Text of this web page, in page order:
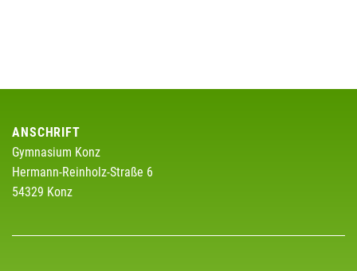
ANSCHRIFT
Gymnasium Konz
Hermann-Reinholz-Straße 6
54329 Konz